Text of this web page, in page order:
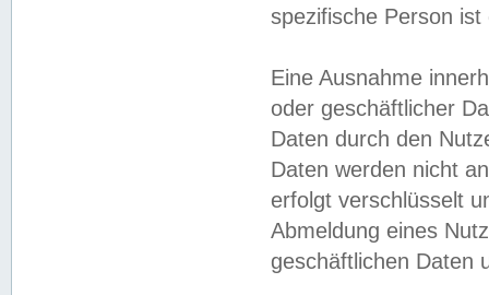
spezifische Person
Eine Ausnahme
oder geschäftlicher
Daten durch den
Daten werden nicht
erfolgt verschlüsselt
Abmeldung eines
geschäftlichen Daten